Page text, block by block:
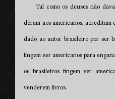
Tal como os deuses não
deram aos americanos, acreditam
dado ao autor brasileiro por ser
fingem ser americanos para
os brasileiros fingem ser
venderem livros.